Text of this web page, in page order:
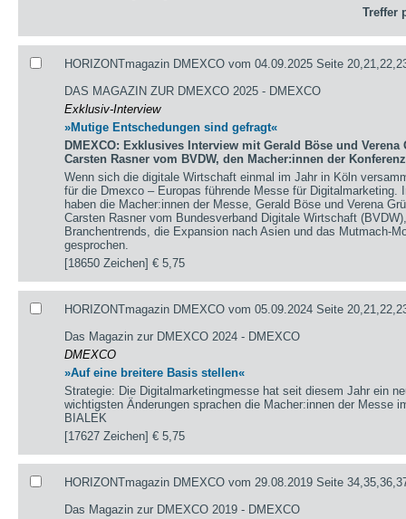
Treffer
HORIZONTmagazin DMEXCO vom 04.09.2025 Seite
DAS MAGAZIN ZUR DMEXCO 2025 - DMEXCO
Exklusiv-Interview
»Mutige Entschedungen sind gefragt«
DMEXCO: Exklusives Interview mit Gerald Böse und
Carsten Rasner vom BVDW, den Macher:innen der
Wenn sich die digitale Wirtschaft einmal im Jahr in Köln
für die Dmexco – Europas führende Messe für
haben die Macher:innen der Messe, Gerald Böse und Verena
Carsten Rasner vom Bundesverband Digitale Wirtschaft
Branchentrends, die Expansion nach Asien und das Mutmach-
gesprochen.
[18650 Zeichen]€ 5,75
HORIZONTmagazin DMEXCO vom 05.09.2024 Seite
Das Magazin zur DMEXCO 2024 - DMEXCO
DMEXCO
»Auf eine breitere Basis stellen«
Strategie: Die Digitalmarketingmesse hat seit diesem Jahr ein
wichtigsten Änderungen sprachen die Macher:innen der Messe
BIALEK
[17627 Zeichen]€ 5,75
HORIZONTmagazin DMEXCO vom 29.08.2019 Seite
Das Magazin zur DMEXCO 2019 - DMEXCO